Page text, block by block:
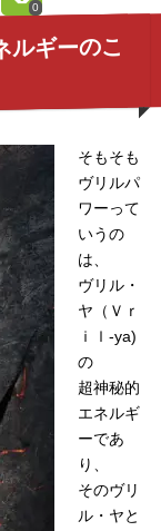
0
ルギーのこ
そもそも
ヴリルパ
ワーって
いうの
は、
ヴリル・
ヤ（Ｖｒ
ｉｌ-ya)
の
超神秘的
エネルギ
ーであ
り、
そのヴリ
ル・ヤと